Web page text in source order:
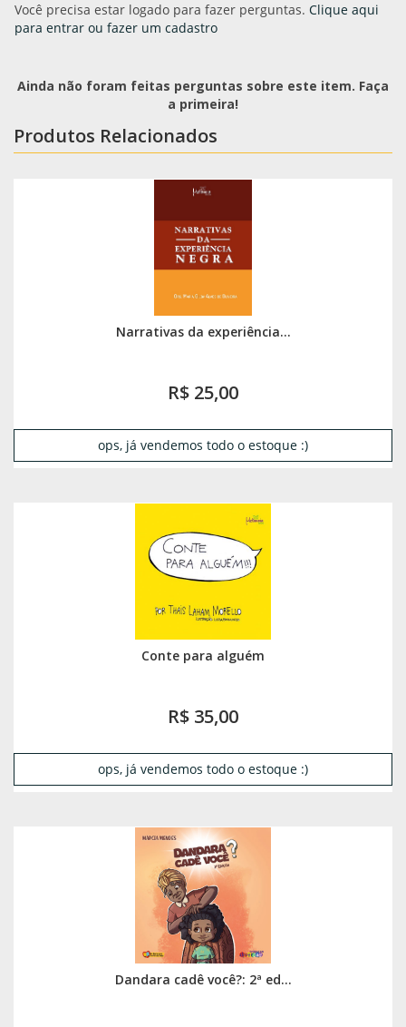
Você precisa estar logado para fazer perguntas. Clique aqui
para entrar ou fazer um cadastro
Ainda não foram feitas perguntas sobre este item. Faça
a primeira!
Produtos Relacionados
Narrativas da experiência...
R$ 25,00
ops, já vendemos todo o estoque :)
Conte para alguém
R$ 35,00
ops, já vendemos todo o estoque :)
Dandara cadê você?: 2ª ed...